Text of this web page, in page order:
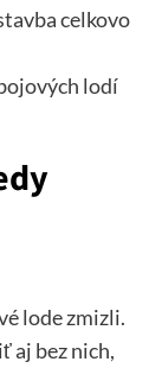
celkovo
lodí
lode zmizli.
aj bez nich,